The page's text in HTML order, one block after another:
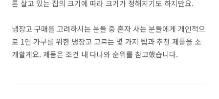
론 살고 있는 집의 크기에 따라 크기가 정해지기도 하지만요.
냉장고 구매를 고려하시는 분들 중 혼자 사는 분들에게 개인적으
로 1인 가구를 위한 냉장고 고르는 몇 가지 팁과 추천 제품을 소
개할게요. 제품은 조건 내 다나와 순위를 참고했습니다.